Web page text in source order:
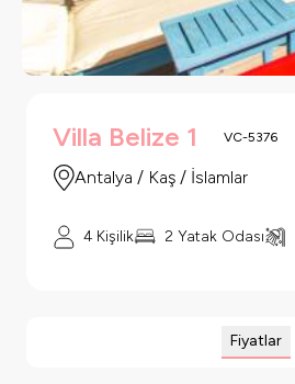
Villa Belize 1 VC-5376
Antalya / Kaş / İslamlar
4 Kişilik 2 Yatak Odası
Fiyatlar